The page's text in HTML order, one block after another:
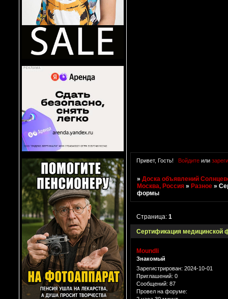
Привет, Гость! Войдитеили
»Доска объявлений
Москва, Россия »Разное »
формы
Сертификация медицинской
Страница:1
Moundli
Знакомый
Зарегистрирован: 2024-10-01
Приглашений: 0
Сообщений: 87
Провел на форуме: